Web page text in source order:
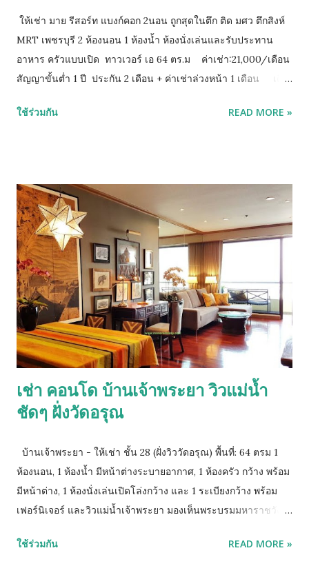
ให้เช่า มาย รีสอร์ท แบงก์คอก 2นอน ถูกสุดในตึก ติด มศว ตึกสิงห์
MRT เพชรบุรี 2 ห้องนอน 1 ห้องน้ำ ห้องนั่งเล่นและรับประทาน
อาหาร ครัวแบบเปิด ทาวเวอร์ เอ 64 ตร.ม ค่าเช่า:21,000/เดือน
สัญญาขั้นต่ำ 1 ปี ประกัน 2 เดือน + ค่าเช่าล่วงหน้า 1 เดือน เดิน
สิงห์ คอมเพล็กซ์ และ ม.ศรีนครินทรวิโรฒ ติดต่อ คุณอิน :
ใช้ร่วมกัน READ MORE »
เช่า คอนโด บ้านเจ้าพระยา วิวแม่น้ำ
ชัดๆ ฝั่งวัดอรุณ
บ้านเจ้าพระยา - ให้เช่า ชั้น 28 (ฝั่งวิววัดอรุณ) พื้นที่: 64 ตรม 1
ห้องนอน, 1 ห้องน้ำ มีหน้าต่างระบายอากาศ, 1 ห้องครัว กว้าง พร้อม
มีหน้าต่าง, 1 ห้องนั่งเล่นเปิดโล่งกว้าง และ 1 ระเบียงกว้าง พร้อม
เฟอร์นิเจอร์ และวิวแม่น้ำเจ้าพระยา มองเห็นพระบรมมหาราชวัง
เฟอร์นิเจอร์: มีครบและพร้อมเข้าอยู่ มี เปียโนขนาดเล็ก - สภาพ:
ใช้ร่วมกัน READ MORE »